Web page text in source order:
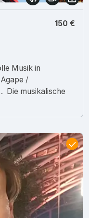
150 €
Musik in
/
Die musikalische